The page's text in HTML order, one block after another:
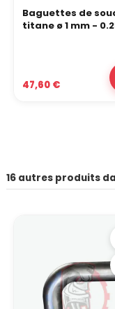
Baguettes de
titane ø 1 mm -
47,60 €
16 autres produits